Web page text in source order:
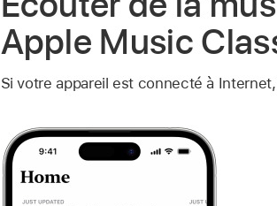
Apple Music
Si votre appareil est connecté à